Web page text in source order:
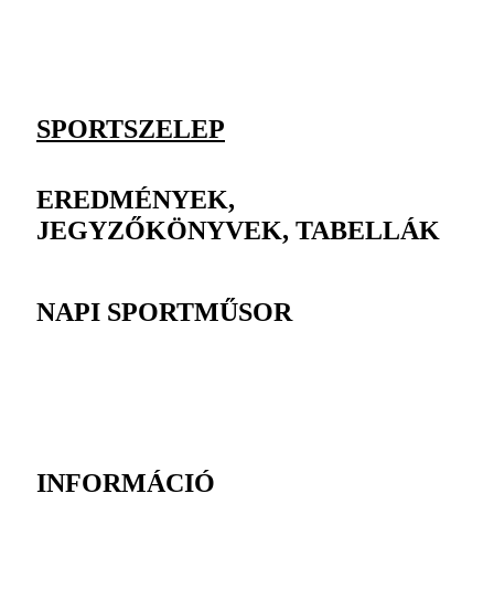
SPORTSZELEP
EREDMÉNYEK,
JEGYZŐKÖNYVEK, TABELLÁK
NAPI SPORTMŰSOR
INFORMÁCIÓ